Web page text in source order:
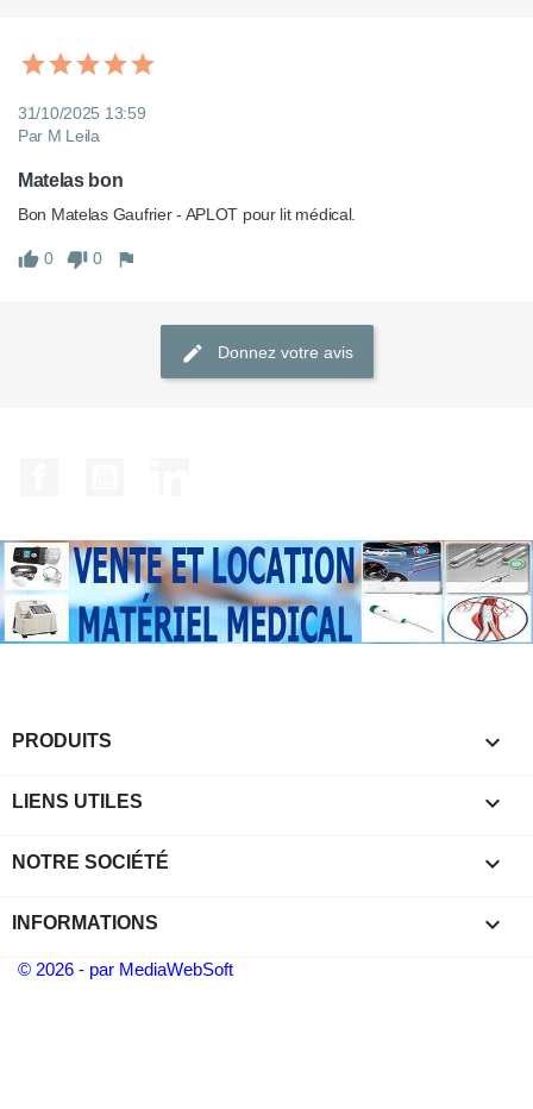
31/10/2025 13:59
Par M Leila
Matelas bon
0 0
Donnez votre avis
PRODUITS 
LIENS UTILES 
NOTRE SOCIÉTÉ 
INFORMATIONS keyboard_arrow_down
© 2026 - par MediaWebSoft